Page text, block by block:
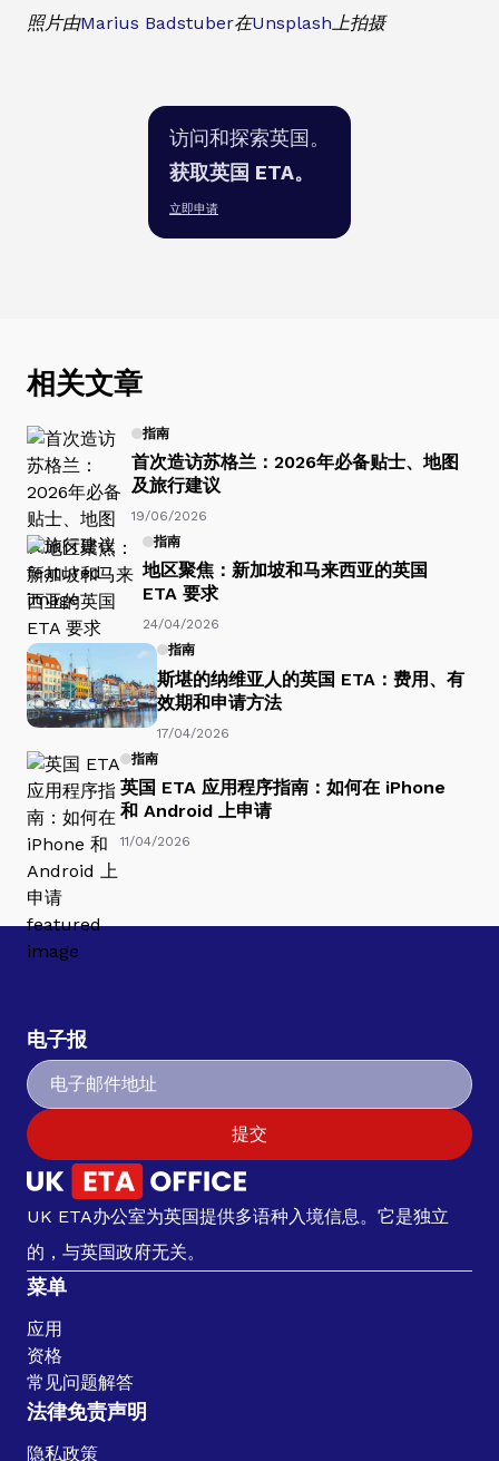
照片由Marius Badstuber在Unsplash上拍摄
访问和探索英国。
获取英国 ETA。
立即申请
相关文章
指南
首次造访苏格兰：2026年必备贴士、地图
及旅行建议
19/06/2026
指南
地区聚焦：新加坡和马来西亚的英国
ETA 要求
24/04/2026
指南
斯堪的纳维亚人的英国 ETA：费用、有
效期和申请方法
17/04/2026
指南
英国 ETA 应用程序指南：如何在 iPhone
和 Android 上申请
11/04/2026
电子报
提交
UK ETA办公室为英国提供多语种入境信息。它是独立
的，与英国政府无关。
菜单
应用
资格
常见问题解答
法律免责声明
隐私政策